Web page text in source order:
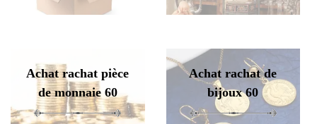
Achat rachat pièce
de monnaie 60
Achat rachat de
bijoux 60